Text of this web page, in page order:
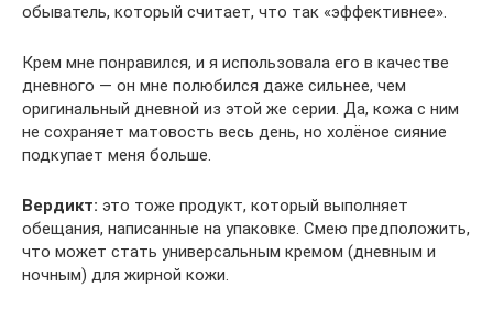
обыватель, который считает, что так «эффективнее».
Крем мне понравился, и я использовала его в качестве
дневного — он мне полюбился даже сильнее, чем
оригинальный дневной из этой же серии. Да, кожа с ним
не сохраняет матовость весь день, но холёное сияние
подкупает меня больше.
Вердикт: это тоже продукт, который выполняет
обещания, написанные на упаковке. Смею предположить,
что может стать универсальным кремом (дневным и
ночным) для жирной кожи.